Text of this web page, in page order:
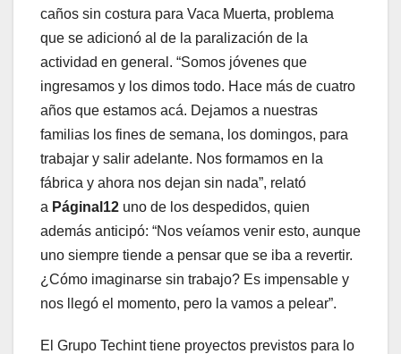
caños sin costura para Vaca Muerta, problema
que se adicionó al de la paralización de la
actividad en general. “Somos jóvenes que
ingresamos y los dimos todo. Hace más de cuatro
años que estamos acá. Dejamos a nuestras
familias los fines de semana, los domingos, para
trabajar y salir adelante. Nos formamos en la
fábrica y ahora nos dejan sin nada”, relató
a Páginal12 uno de los despedidos, quien
además anticipó: “Nos veíamos venir esto, aunque
uno siempre tiende a pensar que se iba a revertir.
¿Cómo imaginarse sin trabajo? Es impensable y
nos llegó el momento, pero la vamos a pelear”.
El Grupo Techint tiene proyectos previstos para lo